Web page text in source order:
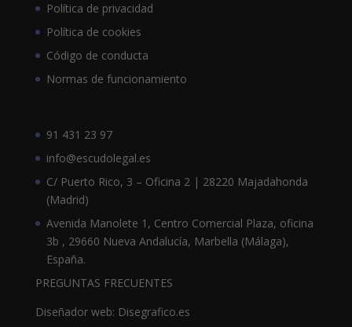
Política de privacidad
Política de cookies
Código de conducta
Normas de funcionamiento
91 431 23 97
info@escudolegal.es
C/ Puerto Rico, 3 – Oficina 2 | 28220 Majadahonda
(Madrid)
Avenida Manolete 1, Centro Comercial Plaza, oficina
3b , 29660 Nueva Andalucía, Marbella (Málaga),
España.
PREGUNTAS FRECUENTES
Diseñador web: Disegrafico.es